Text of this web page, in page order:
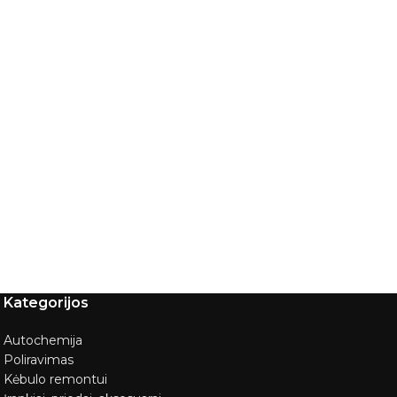
Kategorijos
Autochemija
Poliravimas
Kėbulo remontui